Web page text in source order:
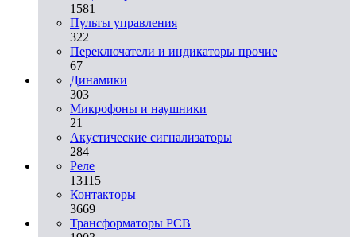
1581
Пульты управления
322
Переключатели и индикаторы прочие
67
Динамики
303
Микрофоны и наушники
21
Акустические сигнализаторы
284
Реле
13115
Контакторы
3669
Трансформаторы PCB